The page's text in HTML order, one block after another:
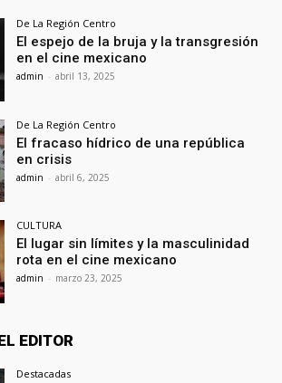
De La Región Centro
El espejo de la bruja y la transgresión
en el cine mexicano
admin - abril 13, 2025
De La Región Centro
El fracaso hídrico de una república
en crisis
admin - abril 6, 2025
CULTURA
El lugar sin límites y la masculinidad
rota en el cine mexicano
admin - marzo 23, 2025
EDITOR
Destacadas